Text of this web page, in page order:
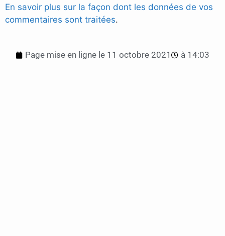
En savoir plus sur la façon dont les données de vos
commentaires sont traitées.
Page mise en ligne le 11 octobre 2021 à 14:03